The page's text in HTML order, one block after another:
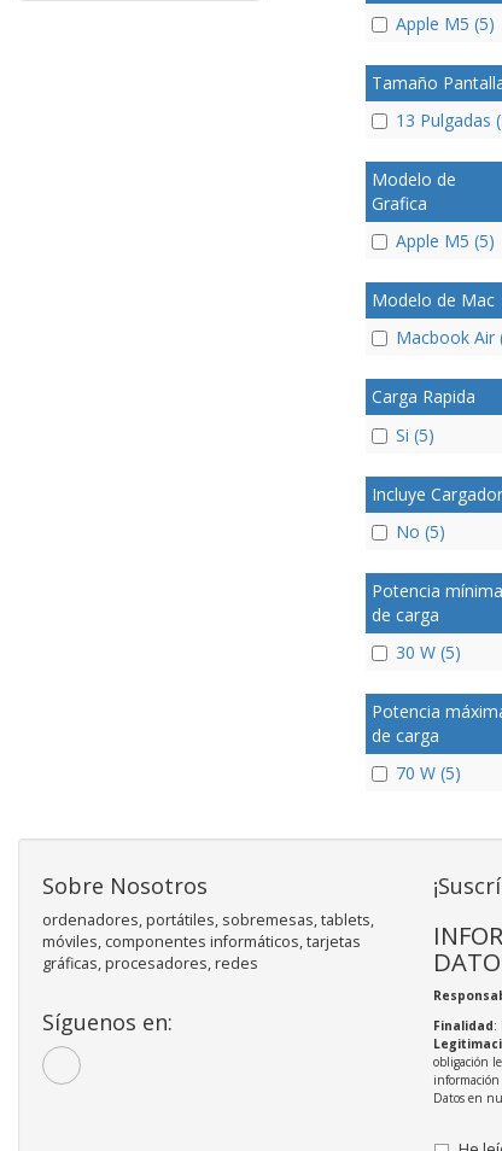
Apple M5 (5)
Tamaño
13 Pulgadas
Modelo de
Grafica
Apple M5 (5)
Modelo de Mac
Macbook Air
Carga Rapida
Si (5)
Incluye Cargador
No (5)
Potencia mínima
de carga
30 W (5)
Potencia
de carga
70 W (5)
Sobre Nosotros
ordenadores, portátiles, sobremesas, tablets,
móviles, componentes informáticos, tarjetas
gráficas, procesadores, redes
Síguenos en:
Finalidad:
obligación
Datos en